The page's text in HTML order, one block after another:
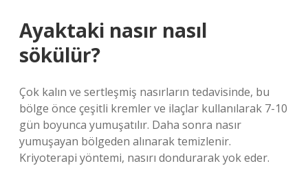
Ayaktaki nasır nasıl
sökülür?
Çok kalın ve sertleşmiş nasırların tedavisinde, bu
bölge önce çeşitli kremler ve ilaçlar kullanılarak 7-10
gün boyunca yumuşatılır. Daha sonra nasır
yumuşayan bölgeden alınarak temizlenir.
Kriyoterapi yöntemi, nasırı dondurarak yok eder.